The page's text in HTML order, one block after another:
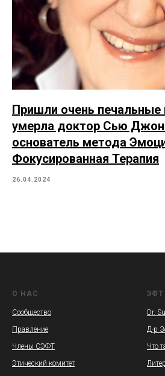
Пришли очень печальные
умерла доктор Сью
основатель метода
Фокусированная Терапия
26.04.2024
О НАС
Сообщество
Правление
Члены СЭФТ
Этический комитет
ЭФТ
Dr.
Д-р
Что